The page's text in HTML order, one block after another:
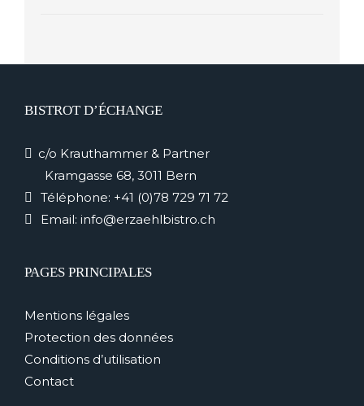
BISTROT D’ÉCHANGE
c/o Krauthammer & Partner
Kramgasse 68, 3011 Bern
Téléphone: +41 (0)78 729 71 72
Email:info@erzaehlbistro.ch
PAGES PRINCIPALES
Mentions légales
Protection des données
Conditions d’utilisation
Contact